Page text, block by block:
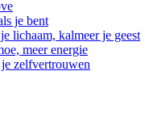
je bent
lichaam, kalmeer je geest
meer energie
zelfvertrouwen